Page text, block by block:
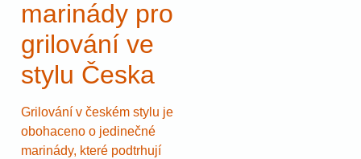
marinády pro
grilování ve
stylu Česka
Grilování v českém stylu je
obohaceno o jedinečné
marinády, které podtrhují